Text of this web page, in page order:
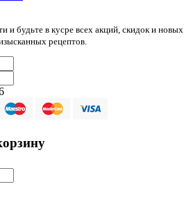
и будьте в кусре всех акций, скидок и новых
рецептов.